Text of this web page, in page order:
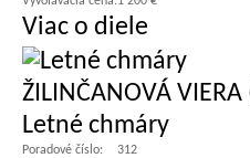
Viac o diele
ŽILINČANOVÁ
Letné chmáry
Poradové číslo:
312